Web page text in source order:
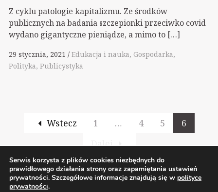
Z cyklu patologie kapitalizmu. Ze środków
publicznych na badania szczepionki przeciwko covid
wydano gigantyczne pieniądze, a mimo to […]
29 stycznia, 2021 Edukacja i nauka Gospodarka
Polityka Publicystyka
Wstecz 1 … 4 5
6
Dalej
2026 Wolnelewo. Xavier Woliński |Mastodon
Serwis korzysta z plików cookies niezbędnych do
prawidłowego działania strony oraz zapamiętania ustawień
prywatności. Szczegółowe informacje znajdują się w polityce
prywatności.